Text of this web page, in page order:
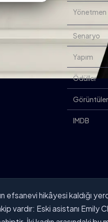
Yönetmen
Senaryo
Yapım
Ödüller
IMDB
efsanevi hikâyesi kaldığı
vardır: Eski asistanı